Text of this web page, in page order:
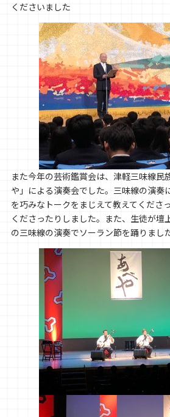
くださいました
また今年の芸術鑑賞会は、津軽三味線民
や」による演奏会でした。三味線の演奏
を巧みなトークをまじえて教えてくださ
くださったりしました。また、生徒が壇
の三味線の演奏でソーラン節を踊りました